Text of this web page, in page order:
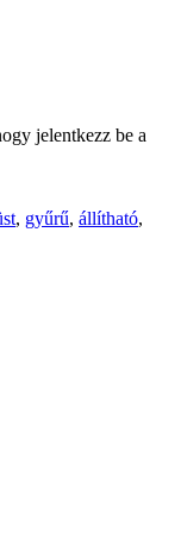
jelentkezz be a
, gyűrű, állítható,